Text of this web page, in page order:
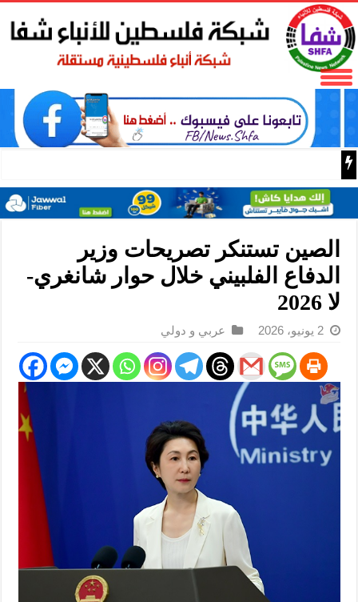
كرة الغلوونات.. باحثون صينيون يؤكدون وجود شكل جديد من
الصين تستنكر تصريحات وزير
الدفاع الفلبيني خلال حوار شانغري-
لا 2026
2 يونيو، 2026 عربي و دولي